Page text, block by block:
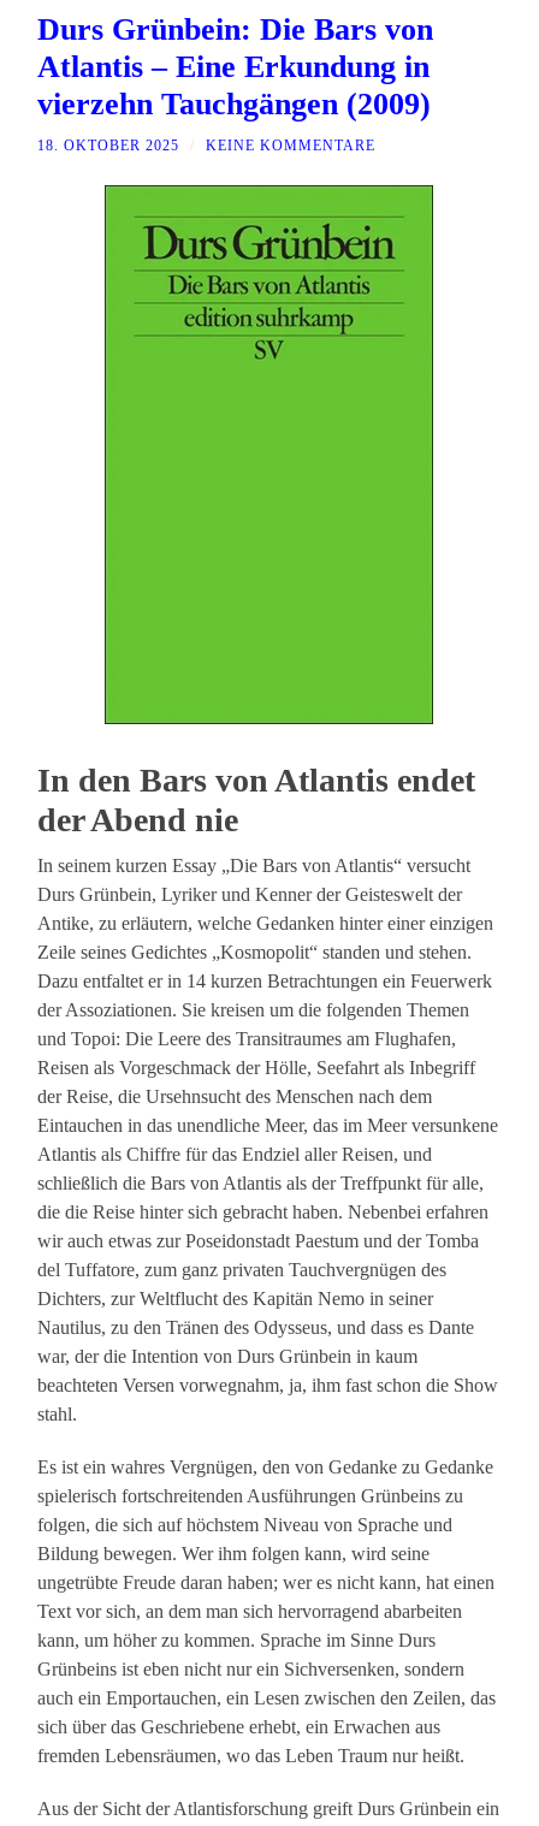
Durs Grünbein: Die Bars von
Atlantis – Eine Erkundung in
vierzehn Tauchgängen (2009)
18. OKTOBER 2025 KEINE KOMMENTARE
In den Bars von Atlantis endet
der Abend nie
In seinem kurzen Essay „Die Bars von Atlantis“ versucht
Durs Grünbein, Lyriker und Kenner der Geisteswelt der
Antike, zu erläutern, welche Gedanken hinter einer einzigen
Zeile seines Gedichtes „Kosmopolit“ standen und stehen.
Dazu entfaltet er in 14 kurzen Betrachtungen ein Feuerwerk
der Assoziationen. Sie kreisen um die folgenden Themen
und Topoi: Die Leere des Transitraumes am Flughafen,
Reisen als Vorgeschmack der Hölle, Seefahrt als Inbegriff
der Reise, die Ursehnsucht des Menschen nach dem
Eintauchen in das unendliche Meer, das im Meer versunkene
Atlantis als Chiffre für das Endziel aller Reisen, und
schließlich die Bars von Atlantis als der Treffpunkt für alle,
die die Reise hinter sich gebracht haben. Nebenbei erfahren
wir auch etwas zur Poseidonstadt Paestum und der Tomba
del Tuffatore, zum ganz privaten Tauchvergnügen des
Dichters, zur Weltflucht des Kapitän Nemo in seiner
Nautilus, zu den Tränen des Odysseus, und dass es Dante
war, der die Intention von Durs Grünbein in kaum
beachteten Versen vorwegnahm, ja, ihm fast schon die Show
stahl.
Es ist ein wahres Vergnügen, den von Gedanke zu Gedanke
spielerisch fortschreitenden Ausführungen Grünbeins zu
folgen, die sich auf höchstem Niveau von Sprache und
Bildung bewegen. Wer ihm folgen kann, wird seine
ungetrübte Freude daran haben; wer es nicht kann, hat einen
Text vor sich, an dem man sich hervorragend abarbeiten
kann, um höher zu kommen. Sprache im Sinne Durs
Grünbeins ist eben nicht nur ein Sichversenken, sondern
auch ein Emportauchen, ein Lesen zwischen den Zeilen, das
sich über das Geschriebene erhebt, ein Erwachen aus
fremden Lebensräumen, wo das Leben Traum nur heißt.
Aus der Sicht der Atlantisforschung greift Durs Grünbein ein